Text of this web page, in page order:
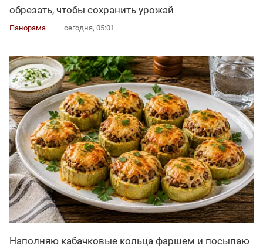
обрезать, чтобы сохранить урожай
Панорама сегодня, 05:01
Наполняю кабачковые кольца фаршем и посыпаю